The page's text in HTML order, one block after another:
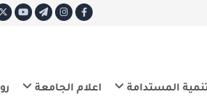
اعلام الجامعة روابط مهمة